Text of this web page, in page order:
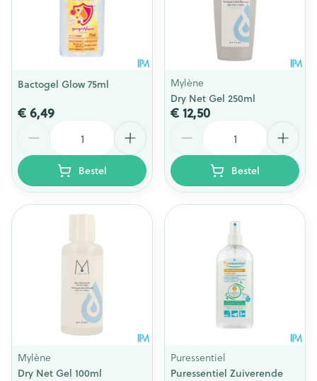
Bactogel Glow 75ml
€ 6,49
Bestel
Mylène
Dry Net Gel 250ml
€ 12,50
Bestel
Mylène
Dry Net Gel 100ml
Puressentiel
Puressentiel Zuiverende